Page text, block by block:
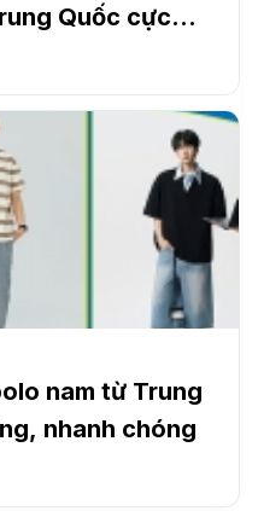
Quốc cực
nam từ Trung
nhanh chóng